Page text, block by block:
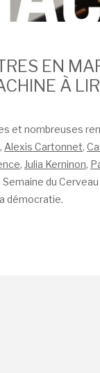
EN
À
et nombreuses
Alexis Cartonnet,
, Julia Kerninon,
du
démocratie.